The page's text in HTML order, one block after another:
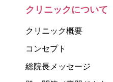
クリニックについて
クリニック概要
コンセプト
総院長メッセージ